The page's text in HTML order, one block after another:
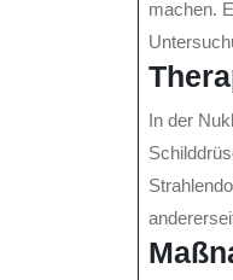
machen.
In der